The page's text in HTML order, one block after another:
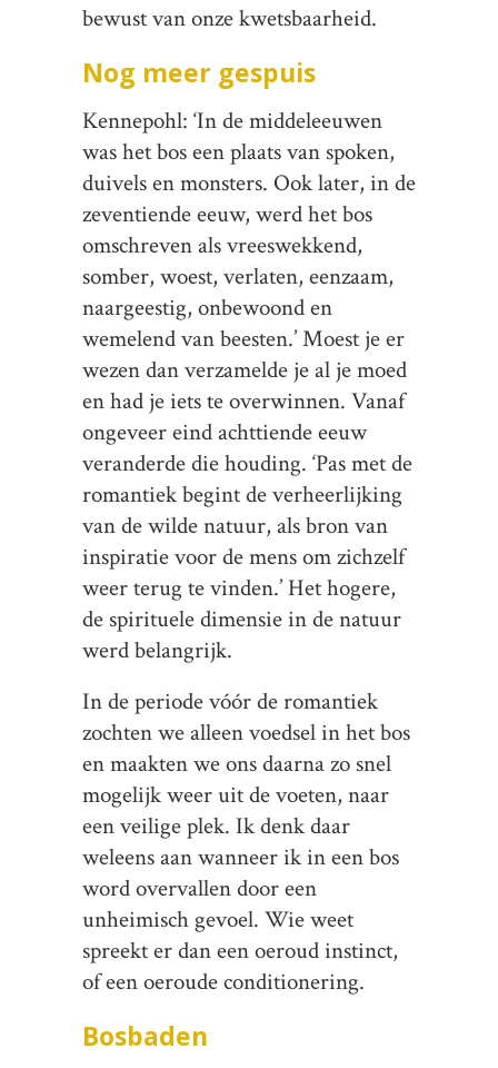
bewust van onze kwetsbaarheid.
Nog meer gespuis
Kennepohl: ‘In de middeleeuwen
was het bos een plaats van spoken,
duivels en monsters. Ook later, in de
zeventiende eeuw, werd het bos
omschreven als vreeswekkend,
somber, woest, verlaten, eenzaam,
naargeestig, onbewoond en
wemelend van beesten.’ Moest je er
wezen dan verzamelde je al je moed
en had je iets te overwinnen. Vanaf
ongeveer eind achttiende eeuw
veranderde die houding. ‘Pas met de
romantiek begint de verheerlijking
van de wilde natuur, als bron van
inspiratie voor de mens om zichzelf
weer terug te vinden.’ Het hogere,
de spirituele dimensie in de natuur
werd belangrijk.
In de periode vóór de romantiek
zochten we alleen voedsel in het bos
en maakten we ons daarna zo snel
mogelijk weer uit de voeten, naar
een veilige plek. Ik denk daar
weleens aan wanneer ik in een bos
word overvallen door een
unheimisch gevoel. Wie weet
spreekt er dan een oeroud instinct,
of een oeroude conditionering.
Bosbaden